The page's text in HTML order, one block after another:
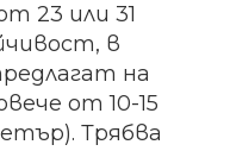
23 или 31
в
на
от 10-15
Трябва